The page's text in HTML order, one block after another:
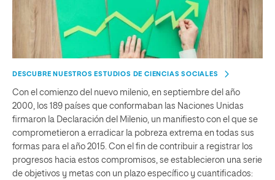
DESCUBRE NUESTROS ESTUDIOS DE CIENCIAS SOCIALES
Con el comienzo del nuevo milenio, en septiembre del año
2000, los 189 países que conformaban las Naciones Unidas
firmaron la Declaración del Milenio, un manifiesto con el que se
comprometieron a erradicar la pobreza extrema en todas sus
formas para el año 2015. Con el fin de contribuir a registrar los
progresos hacia estos compromisos, se establecieron una serie
de objetivos y metas con un plazo específico y cuantificados: